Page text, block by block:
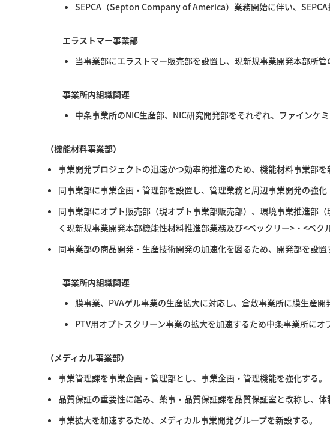
SEPCA（Septon Company of America）業務開始に伴い、SEPCA
エラストマー事業部
当事業部にエラストマー販売部を設置し、現新規事業開発本部所
事業所内組織関連
中条事業所のNIC生産部、NIC研究開発部をそれぞれ、ファインケ
（機能材料事業部）
事業開発プロジェクトの迅速かつ効率的推進のため、機能材料事業部を
同事業部に事業企画・管理部を設置し、管理業務と周辺事業開発の強化
同事業部にオプト販売部（現オプト事業部販売部）、環境事業推進部
く現新規事業開発本部機能性材料推進部業務及び<ベックリー>・<ベ
同事業部の商品開発・生産技術開発の加速化を図るため、開発部を設置
事業所内組織関連
膜事業、PVAゲル事業の生産拡大に対応し、倉敷事業所に膜生産開
PTV用オプトスクリーン事業の拡大を加速するため中条事業所にオ
（メディカル事業部）
事業管理課を事業企画・管理部とし、事業企画・管理機能を強化する。
品質保証の重要性に鑑み、薬事・品質保証課を品質保証室と改称し、体
事業拡大を加速するため、メディカル事業開発グループを新設する。